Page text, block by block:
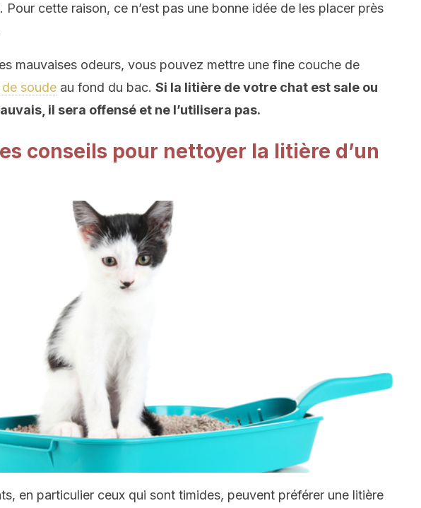
Pour cette raison, ce n’est pas une bonne idée de les placer près
mauvaises odeurs, vous pouvez mettre une fine couche de
soude au fond du bac. Si la litière de votre chat est sale ou
il sera offensé et ne l’utilisera pas.
conseils pour nettoyer la litière d’un
en particulier ceux qui sont timides, peuvent préférer une litière